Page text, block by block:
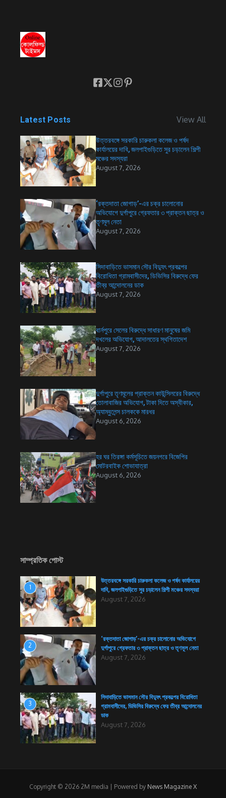
Latest Posts View All
উত্তরবঙ্গে সরকারি চারুকলা কলেজ ও পর্ষদ
কার্যালয়ের দাবি, জলপাইগুড়িতে সুর চড়ালেন শিল্পী
মঞ্চের সদস্যরা
August 7, 2026
‘রক্তদাতা জোগাড়’-এর চক্র চালোনোর
অভিযোগে দুর্গাপুরে গ্রেফতার ৩ প্রাক্তন ছাত্র ও
তৃণমূল নেতা
August 7, 2026
সিদাবাড়িতে ভাসমান সৌর বিদ্যুৎ প্রকল্পের
বিরোধিতা গ্রামবাসীদের, ডিভিসির বিরুদ্ধে ফের
তীব্র আন্দোলনের ডাক
August 7, 2026
বার্নপুরে সেলের বিরুদ্ধে সাধারণ মানুষের জমি
দখলের অভিযোগ, আদালতের স্থগিতাদেশ
August 7, 2026
দুর্গাপুরে তৃণমূলের প্রাক্তন কাউন্সিলরের বিরুদ্ধে
তোলাবাজির অভিযোগ, টাকা দিতে অস্বীকার,
অ্যাম্বুলেন্স চালককে মারধর
August 6, 2026
হর ঘর তিরঙ্গা কর্মসূচিতে জয়নগরে বিজেপির
মোটরবাইক শোভাযাত্রা
August 6, 2026
সাম্প্রতিক পোস্ট
1
উত্তরবঙ্গে সরকারি চারুকলা কলেজ ও পর্ষদ কার্যালয়ের
দাবি, জলপাইগুড়িতে সুর চড়ালেন শিল্পী মঞ্চের সদস্যরা
August 7, 2026
2
‘রক্তদাতা জোগাড়’-এর চক্র চালোনোর অভিযোগে
দুর্গাপুরে গ্রেফতার ৩ প্রাক্তন ছাত্র ও তৃণমূল নেতা
August 7, 2026
3
সিদাবাড়িতে ভাসমান সৌর বিদ্যুৎ প্রকল্পের বিরোধিতা
গ্রামবাসীদের, ডিভিসির বিরুদ্ধে ফের তীব্র আন্দোলনের
ডাক
August 7, 2026
Copyright © 2026 2M media | Powered by News Magazine X